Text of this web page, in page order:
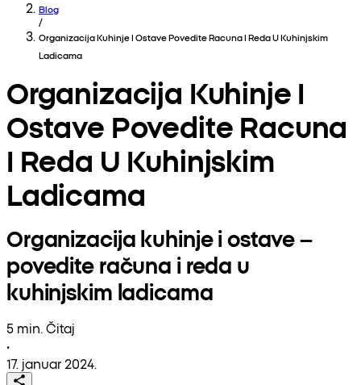
Blog
/
Organizacija Kuhinje I Ostave Povedite Racuna I Reda U Kuhinjskim
Ladicama
Organizacija Kuhinje I
Ostave Povedite Racuna
I Reda U Kuhinjskim
Ladicama
Organizacija kuhinje i ostave –
povedite računa i reda u
kuhinjskim ladicama
5 min. Čitaj
•
17. januar 2024.